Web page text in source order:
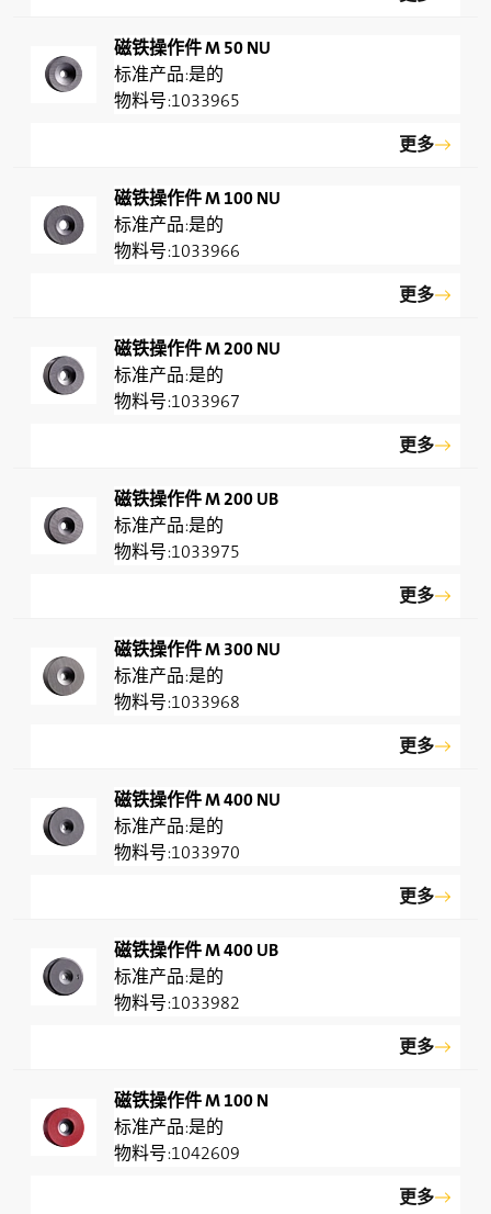
磁铁操作件 M 50 NU
是的
1033965
更多
磁铁操作件 M 100 NU
是的
1033966
更多
磁铁操作件 M 200 NU
是的
1033967
更多
磁铁操作件 M 200 UB
是的
1033975
更多
磁铁操作件 M 300 NU
是的
1033968
更多
磁铁操作件 M 400 NU
是的
1033970
更多
磁铁操作件 M 400 UB
是的
1033982
更多
磁铁操作件 M 100 N
是的
1042609
更多